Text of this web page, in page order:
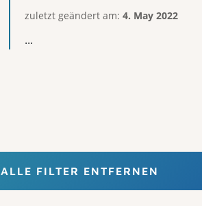
zuletzt geändert am: 4. May 2022
...
ALLE FILTER ENTFERNEN